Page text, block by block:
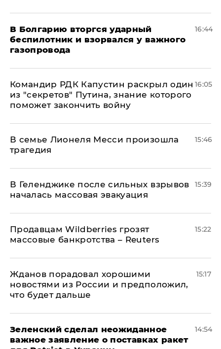
В Болгарию вторгся ударный
беспилотник и взорвался у важного
газопровода
16:44
Командир РДК Капустин раскрыл один
из "секретов" Путина, знание которого
поможет закончить войну
16:05
В семье Лионеля Месси произошла
трагедия
15:46
В Геленджике после сильных взрывов
началась массовая эвакуация
15:39
Продавцам Wildberries грозят
массовые банкротства – Reuters
15:22
Жданов порадовал хорошими
новостями из России и предположил,
что будет дальше
15:17
Зеленский сделал неожиданное
важное заявление о поставках ракет
14:54